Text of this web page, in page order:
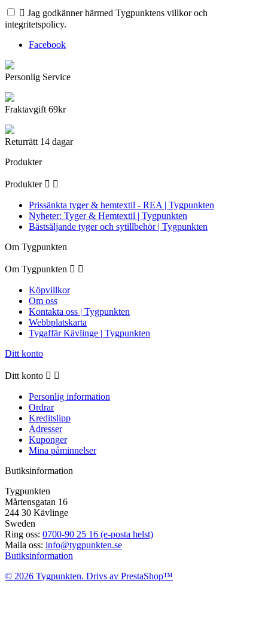
 Jag godkänner härmed Tygpunktens villkor och
integritetspolicy.
Facebook
Personlig Service
Fraktavgift 69kr
Returrätt 14 dagar
Produkter
Produkter  
Prissänkta tyger & hemtextil - REA | Tygpunkten
Nyheter: Tyger & Hemtextil | Tygpunkten
Bästsäljande tyger och sytillbehör | Tygpunkten
Om Tygpunkten
Om Tygpunkten  
Köpvillkor
Om oss
Kontakta oss | Tygpunkten
Webbplatskarta
Tygaffär Kävlinge | Tygpunkten
Ditt konto
Ditt konto  
Personlig information
Ordrar
Kreditslipp
Adresser
Kuponger
Mina påminnelser
Butiksinformation
Tygpunkten
Mårtensgatan 16
244 30 Kävlinge
Sweden
Ring oss: 0700-90 25 16 (e-posta helst)
Maila oss: info@tygpunkten.se
Butiksinformation
© 2026 Tygpunkten. Drivs av PrestaShop™